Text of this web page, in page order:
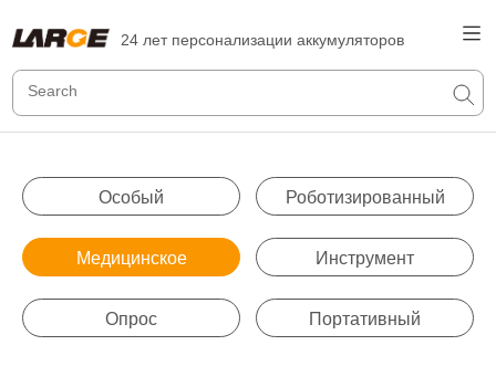
24 лет персонализации аккумуляторов
Особый Роботизированный
Медицинское Инструмент
Опрос Портативный